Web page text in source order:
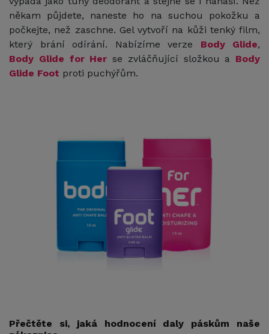
někam půjdete, naneste ho na suchou pokožku a
počkejte, než zaschne. Gel vytvoří na kůži tenký film,
který brání odírání. Nabízíme verze Body Glide,
Body Glide for Her se zvláčňující složkou a Body
Glide Foot proti puchýřům.
Přečtěte si, jaká hodnocení daly páskům naše